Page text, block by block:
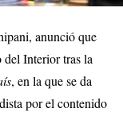
anunció que
Interior tras la
, en la que se da
por el contenido